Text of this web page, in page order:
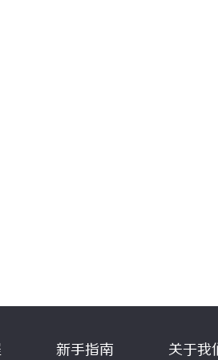
新手指南 关于我